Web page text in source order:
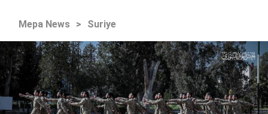
Mepa News > Suriye